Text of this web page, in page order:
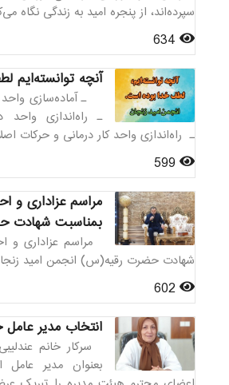
سپرده‌اند، از پنجره امید به زندگی نگاه
آنچه
ـ آماده‌سازی
ـ راه‌اندازی واحد
ـ راه‌اندازی واحد کار درمانی و حرکات
مراسم عزاداری و
بمناسبت شهادت
مراسم عزاداری و
شهادت حضرت رقیه(س) انجمن امید
انتخاب مدیر
سرکار خانم
بعنوان مدیر